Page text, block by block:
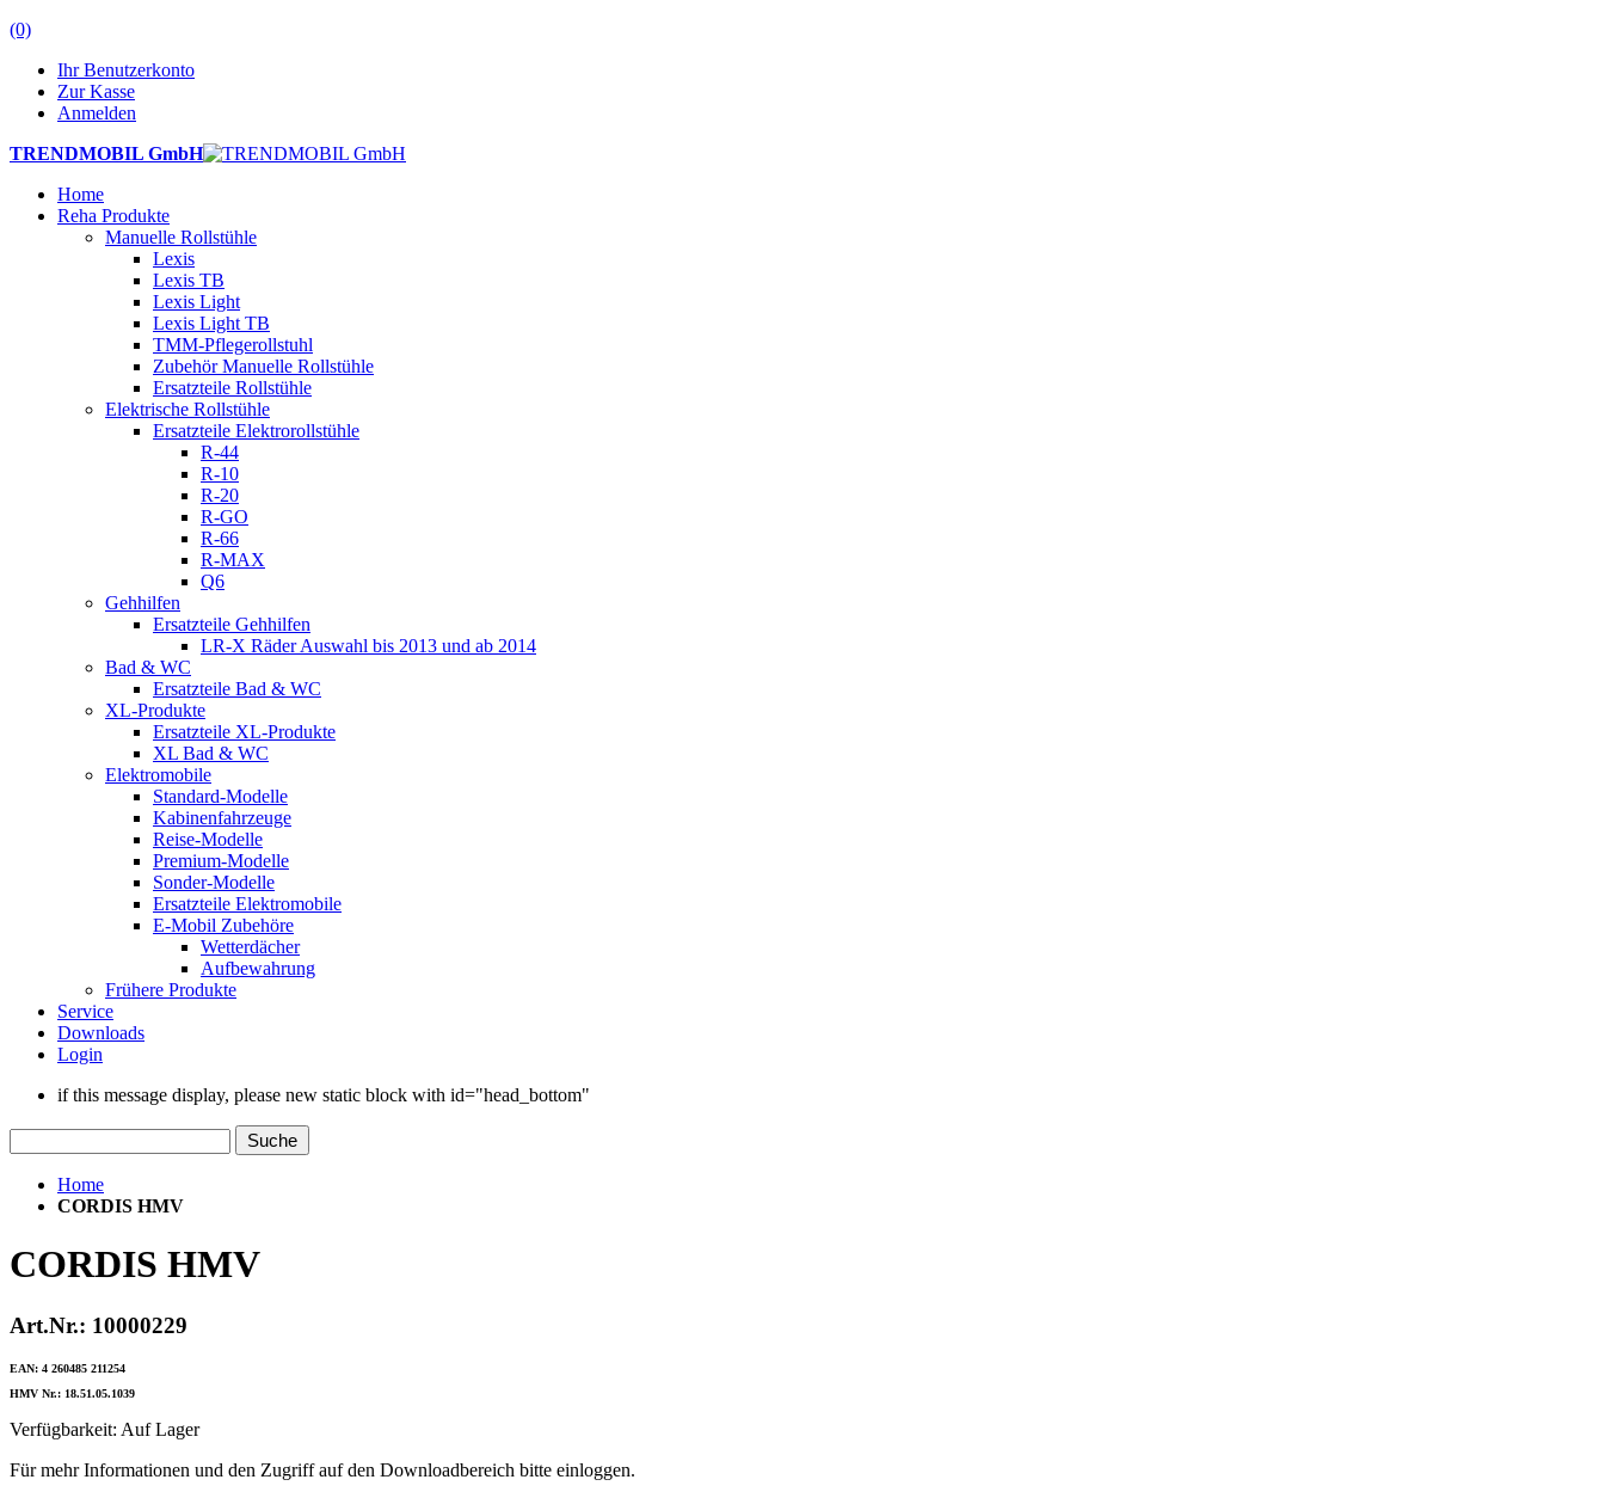
(0)
Ihr Benutzerkonto
Zur Kasse
Anmelden
TRENDMOBIL GmbH
Home
Reha Produkte
Manuelle Rollstühle
Lexis
Lexis TB
Lexis Light
Lexis Light TB
TMM-Pflegerollstuhl
Zubehör Manuelle Rollstühle
Ersatzteile Rollstühle
Elektrische Rollstühle
Ersatzteile Elektrorollstühle
R-44
R-10
R-20
R-GO
R-66
R-MAX
Q6
Gehhilfen
Ersatzteile Gehhilfen
LR-X Räder Auswahl bis 2013 und ab 2014
Bad & WC
Ersatzteile Bad & WC
XL-Produkte
Ersatzteile XL-Produkte
XL Bad & WC
Elektromobile
Standard-Modelle
Kabinenfahrzeuge
Reise-Modelle
Premium-Modelle
Sonder-Modelle
Ersatzteile Elektromobile
E-Mobil Zubehöre
Wetterdächer
Aufbewahrung
Frühere Produkte
Service
Downloads
Login
if this message display, please new static block with id="head_bottom"
Suche
Home
CORDIS HMV
CORDIS HMV
Art.Nr.: 10000229
EAN: 4 260485 211254
HMV Nr.: 18.51.05.1039
Verfügbarkeit: Auf Lager
Für mehr Informationen und den Zugriff auf den Downloadbereich bitte einloggen.